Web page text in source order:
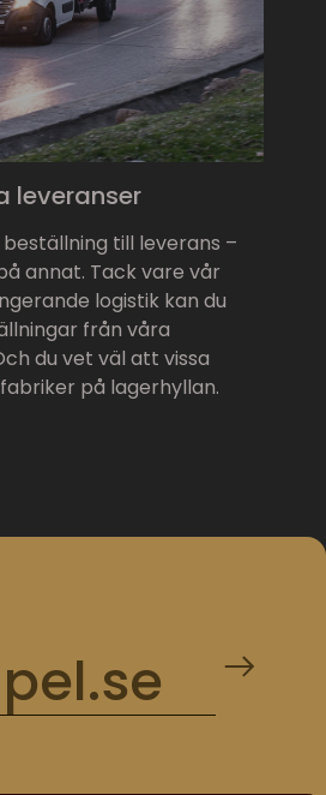
leveranser
till leverans –
annat. Tack vare vår
logistik kan du
från våra
du vet väl att vissa
på lagerhyllan.